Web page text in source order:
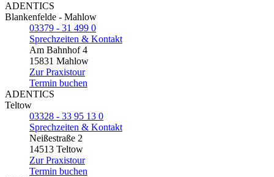
ADENTICS
Blankenfelde - Mahlow
03379 - 31 499 0
Sprechzeiten & Kontakt
Am Bahnhof 4
15831 Mahlow
Zur Praxistour
Termin buchen
ADENTICS
Teltow
03328 - 33 95 13 0
Sprechzeiten & Kontakt
Neißestraße 2
14513 Teltow
Zur Praxistour
Termin buchen